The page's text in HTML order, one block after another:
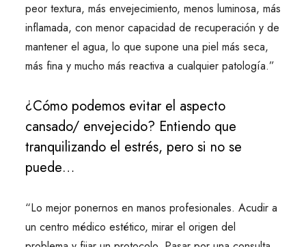
peor textura, más envejecimiento, menos luminosa, más
inflamada, con menor capacidad de recuperación y de
mantener el agua, lo que supone una piel más seca,
más fina y mucho más reactiva a cualquier patología.”
¿Cómo podemos evitar el aspecto
cansado/ envejecido? Entiendo que
tranquilizando el estrés, pero si no se
puede…
“Lo mejor ponernos en manos profesionales. Acudir a
un centro médico estético, mirar el origen del